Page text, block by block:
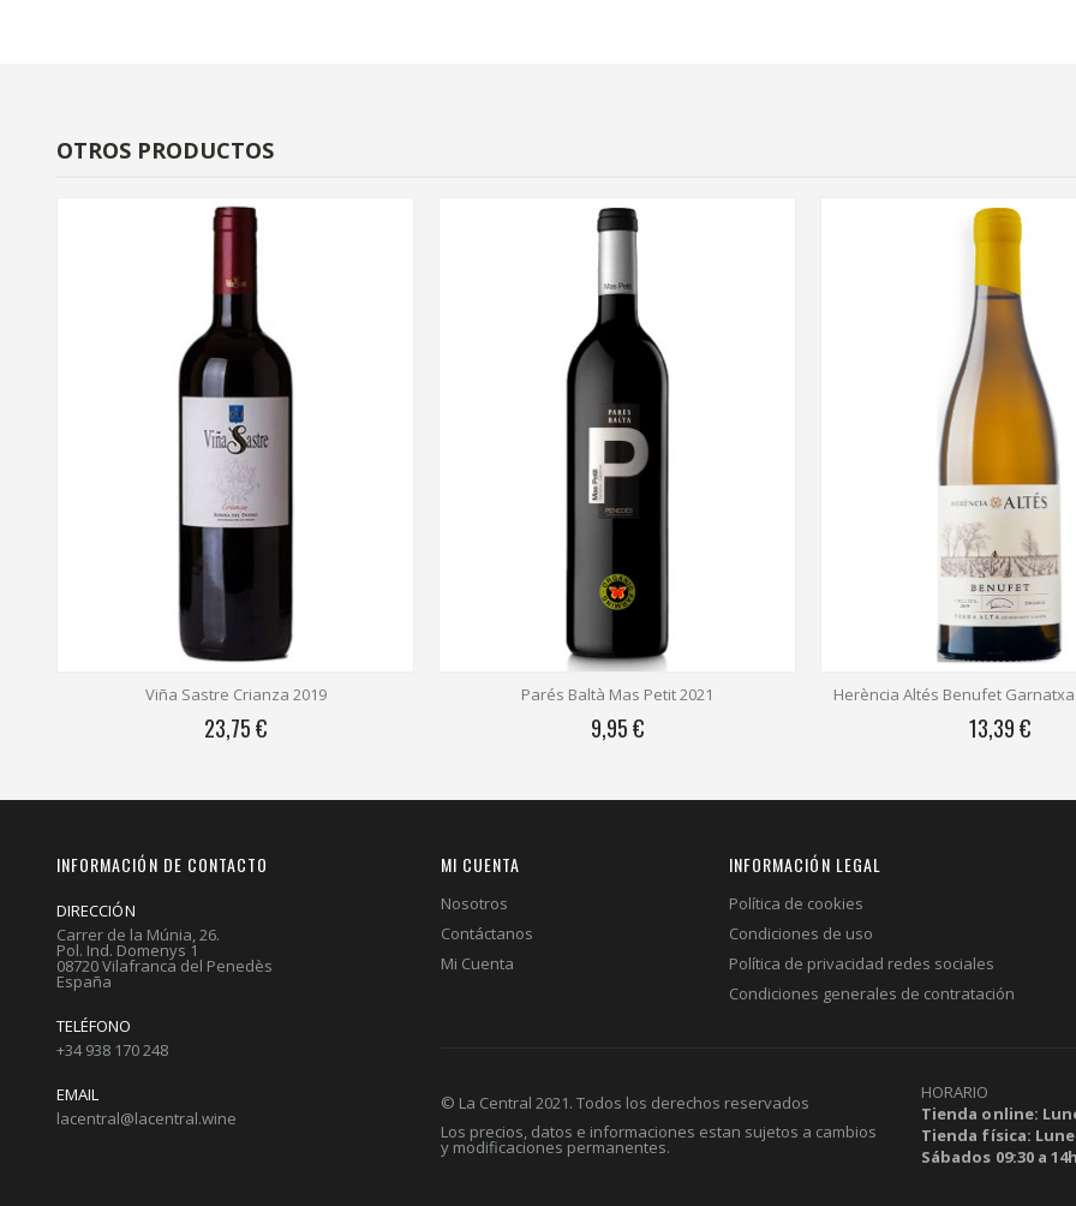
OTROS PRODUCTOS
Viña Sastre Crianza 2019
23,75 €
Parés Baltà Mas Petit 2021
9,95 €
Herència Altés Benufet
13,39 €
INFORMACIÓN DE CONTACTO
DIRECCIÓN
Carrer de la Múnia, 26.
Pol. Ind. Domenys 1
08720 Vilafranca del Penedès
España
TELÉFONO
+34 938 170 248
EMAIL
lacentral@lacentral.wine
MI CUENTA
Nosotros
Contáctanos
Mi Cuenta
INFORMACIÓN LEGAL
Política de cookies
Condiciones de uso
Política de privacidad redes sociales
Condiciones generales de contratación
© La Central 2021. Todos los derechos reservados
Los precios, datos e informaciones estan sujetos a cambios
y modificaciones permanentes.
HORARIO
Tienda online:
Tienda física:
Sábados 09:30 a